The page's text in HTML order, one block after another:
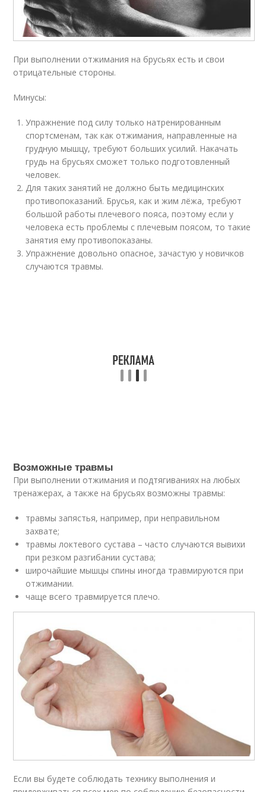
При выполнении отжимания на брусьях есть и свои
отрицательные стороны.
Минусы:
Упражнение под силу только натренированным
спортсменам, так как отжимания, направленные на
грудную мышцу, требуют больших усилий. Накачать
грудь на брусьях сможет только подготовленный
человек.
Для таких занятий не должно быть медицинских
противопоказаний. Брусья, как и жим лёжа, требуют
большой работы плечевого пояса, поэтому если у
человека есть проблемы с плечевым поясом, то такие
занятия ему противопоказаны.
Упражнение довольно опасное, зачастую у новичков
случаются травмы.
Возможные травмы
При выполнении отжимания и подтягиваниях на любых
тренажерах, а также на брусьях возможны травмы:
травмы запястья, например, при неправильном
захвате;
травмы локтевого сустава – часто случаются вывихи
при резком разгибании сустава;
широчайшие мышцы спины иногда травмируются при
отжимании.
чаще всего травмируется плечо.
Если вы будете соблюдать технику выполнения и